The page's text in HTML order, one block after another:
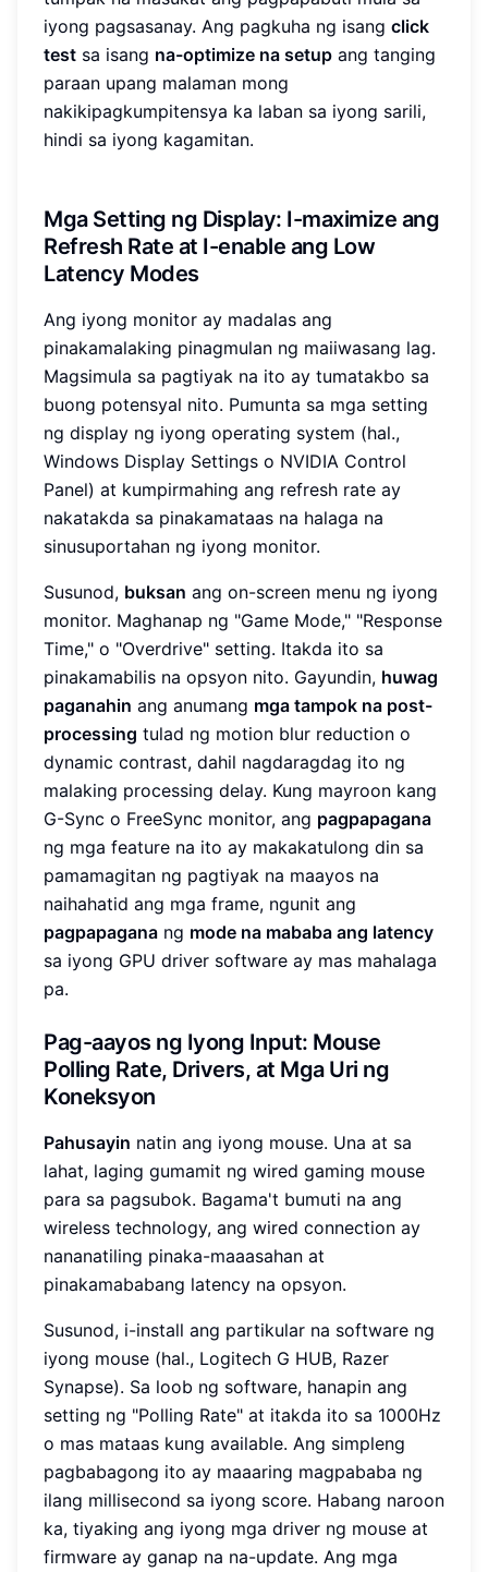
iyong pagsasanay. Ang pagkuha ng isang click
test sa isang na-optimize na setup ang tanging
paraan upang malaman mong
nakikipagkumpitensya ka laban sa iyong sarili,
hindi sa iyong kagamitan.
Mga Setting ng Display: I-maximize ang
Refresh Rate at I-enable ang Low
Latency Modes
Ang iyong monitor ay madalas ang
pinakamalaking pinagmulan ng maiiwasang lag.
Magsimula sa pagtiyak na ito ay tumatakbo sa
buong potensyal nito. Pumunta sa mga setting
ng display ng iyong operating system (hal.,
Windows Display Settings o NVIDIA Control
Panel) at kumpirmahing ang refresh rate ay
nakatakda sa pinakamataas na halaga na
sinusuportahan ng iyong monitor.
Susunod, buksan ang on-screen menu ng iyong
monitor. Maghanap ng "Game Mode," "Response
Time," o "Overdrive" setting. Itakda ito sa
pinakamabilis na opsyon nito. Gayundin, huwag
paganahin ang anumang mga tampok na post-
processing tulad ng motion blur reduction o
dynamic contrast, dahil nagdaragdag ito ng
malaking processing delay. Kung mayroon kang
G-Sync o FreeSync monitor, ang pagpapagana
ng mga feature na ito ay makakatulong din sa
pamamagitan ng pagtiyak na maayos na
naihahatid ang mga frame, ngunit ang
pagpapagana ng mode na mababa ang latency
sa iyong GPU driver software ay mas mahalaga
pa.
Pag-aayos ng Iyong Input: Mouse
Polling Rate, Drivers, at Mga Uri ng
Koneksyon
Pahusayin natin ang iyong mouse. Una at sa
lahat, laging gumamit ng wired gaming mouse
para sa pagsubok. Bagama't bumuti na ang
wireless technology, ang wired connection ay
nananatiling pinaka-maaasahan at
pinakamababang latency na opsyon.
Susunod, i-install ang partikular na software ng
iyong mouse (hal., Logitech G HUB, Razer
Synapse). Sa loob ng software, hanapin ang
setting ng "Polling Rate" at itakda ito sa 1000Hz
o mas mataas kung available. Ang simpleng
pagbabagong ito ay maaaring magpababa ng
ilang millisecond sa iyong score. Habang naroon
ka, tiyaking ang iyong mga driver ng mouse at
firmware ay ganap na na-update. Ang mga